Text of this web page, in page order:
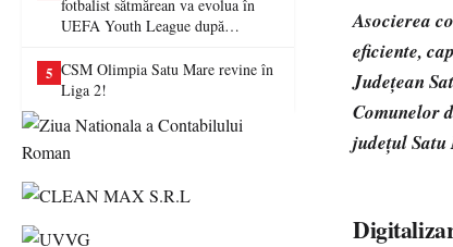
fotbalist sătmărean va evolua în
UEFA Youth League după
5 CSM Olimpia Satu Mare revine în
Liga 2!
Asocierea
eficiente,
Județean
Comunelor
județul Satu